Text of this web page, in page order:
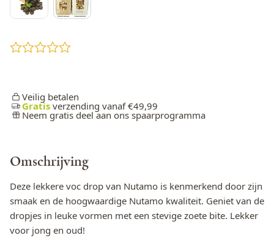
Veilig betalen
Gratis verzending vanaf €49,99
Neem gratis deel aan ons spaarprogramma
Omschrijving
Deze lekkere voc drop van Nutamo is kenmerkend door zijn
smaak en de hoogwaardige Nutamo kwaliteit. Geniet van de
dropjes in leuke vormen met een stevige zoete bite. Lekker
voor jong en oud!